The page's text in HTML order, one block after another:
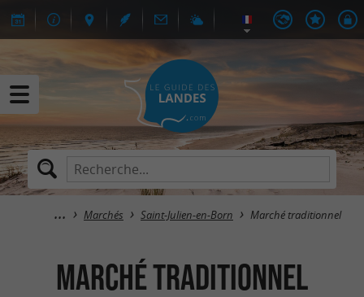
Marchés Saint-Julien-en-Born Marché traditionnel
Marché traditionnel